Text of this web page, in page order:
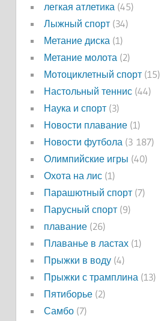
легкая атлетика(45)
Лыжный спорт(34)
Метание диска(1)
Метание молота(2)
Мотоциклетный спорт(15)
Настольный теннис(44)
Наука и спорт(3)
Новости плавание(1)
Новости футбола(3 187)
Олимпийские игры (40)
Охота на лис(1)
Парашютный спорт(7)
Парусный спорт(9)
плавание(26)
Плаванье в ластах(1)
Прыжки в воду(4)
Прыжки с трамплина(13)
Пятиборье(2)
Самбо(7)